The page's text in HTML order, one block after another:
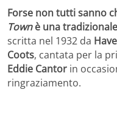
Forse non tutti sanno
Townè una
scritta nel 1932 da
Coots, cantata per la
Eddie Cantor in
ringraziamento.